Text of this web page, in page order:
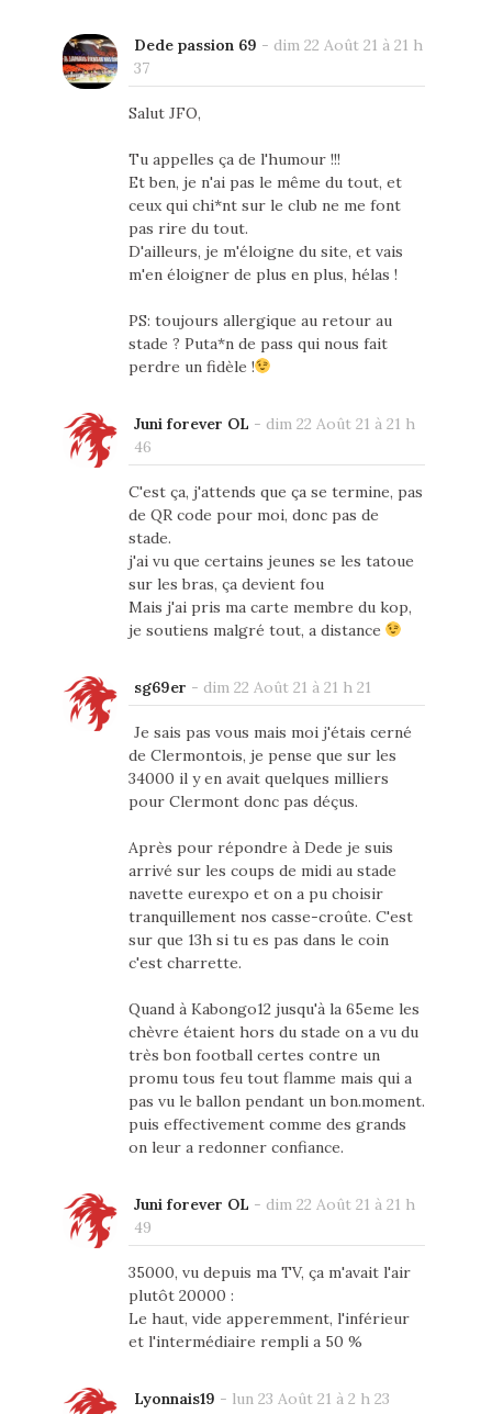
Dede passion 69 - dim 22 Août 21 à 21 h
37
Salut JFO,
Tu appelles ça de l'humour !!!
Et ben, je n'ai pas le même du tout, et
ceux qui chi*nt sur le club ne me font
pas rire du tout.
D'ailleurs, je m'éloigne du site, et vais
m'en éloigner de plus en plus, hélas !
PS: toujours allergique au retour au
stade ? Puta*n de pass qui nous fait
perdre un fidèle !
Juni forever OL - dim 22 Août 21 à 21 h
46
C'est ça, j'attends que ça se termine, pas
de QR code pour moi, donc pas de
stade.
j'ai vu que certains jeunes se les tatoue
sur les bras, ça devient fou
Mais j'ai pris ma carte membre du kop,
je soutiens malgré tout, a distance
sg69er - dim 22 Août 21 à 21 h 21
Je sais pas vous mais moi j'étais cerné
de Clermontois, je pense que sur les
34000 il y en avait quelques milliers
pour Clermont donc pas déçus.
Après pour répondre à Dede je suis
arrivé sur les coups de midi au stade
navette eurexpo et on a pu choisir
tranquillement nos casse-croûte. C'est
sur que 13h si tu es pas dans le coin
c'est charrette.
Quand à Kabongo12 jusqu'à la 65eme les
chèvre étaient hors du stade on a vu du
très bon football certes contre un
promu tous feu tout flamme mais qui a
pas vu le ballon pendant un bon.moment.
puis effectivement comme des grands
on leur a redonner confiance.
Juni forever OL - dim 22 Août 21 à 21 h
49
35000, vu depuis ma TV, ça m'avait l'air
plutôt 20000 :
Le haut, vide apperemment, l'inférieur
et l'intermédiaire rempli a 50 %
Lyonnais19 - lun 23 Août 21 à 2 h 23